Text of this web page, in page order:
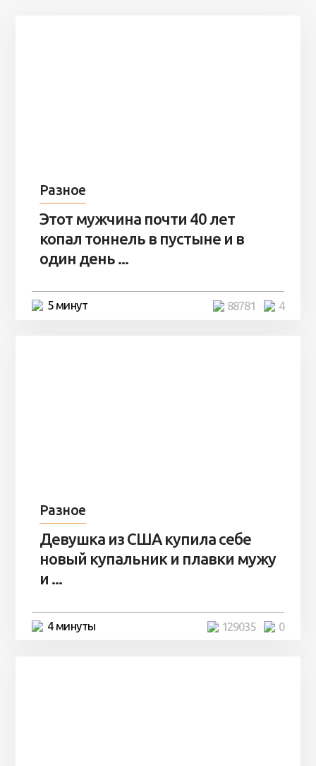
Разное
Этот мужчина почти 40 лет
копал тоннель в пустыне и в
один день ...
5 минут 4
88781
Разное
Девушка из США купила себе
новый купальник и плавки мужу
и ...
4 минуты 0
129035